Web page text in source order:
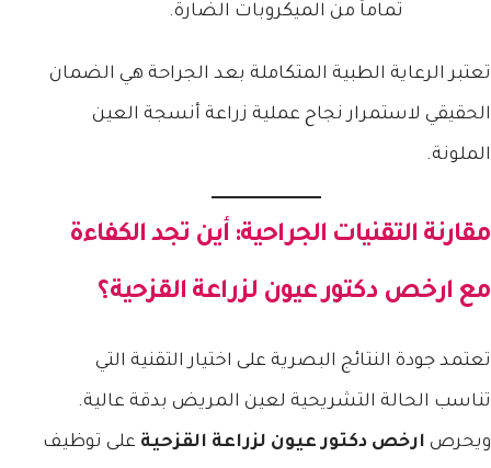
تماماً من الميكروبات الضارة.
تعتبر الرعاية الطبية المتكاملة بعد الجراحة هي الضمان
الحقيقي لاستمرار نجاح عملية زراعة أنسجة العين
الملونة.
مقارنة التقنيات الجراحية: أين تجد الكفاءة
مع ارخص دكتور عيون لزراعة القزحية؟
تعتمد جودة النتائج البصرية على اختيار التقنية التي
تناسب الحالة التشريحية لعين المريض بدقة عالية.
ويحرص ارخص دكتور عيون لزراعة القزحية على توظيف